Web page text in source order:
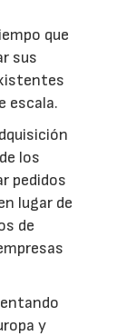
que
sus
escala.
los
pedidos
lugar de
de
y